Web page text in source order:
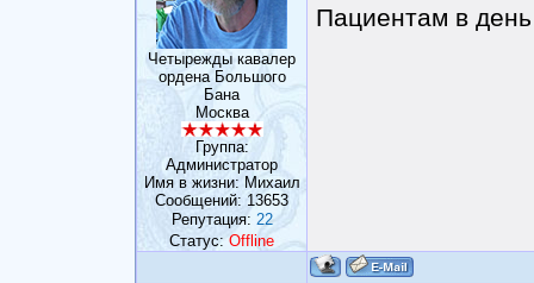
Четырежды кавалер
ордена Большого
Бана
Москва
Группа:
Администратор
Имя в жизни: Михаил
Сообщений: 13653
Репутация: 22
Статус:Offline
Пациентам в